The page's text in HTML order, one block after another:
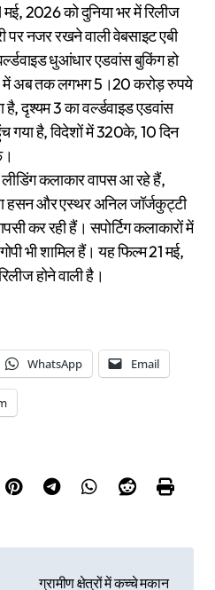
2026 को दुनिया भर में रिलीज
पर नजर रखने वाली वेबसाइट एबी
धुआंधार एडवांस बुकिंग हो
में अब तक लगभग 5।20 करोड़ रुपये
दृश्यम 3 का वर्ल्डवाइड एडवांस
है, विदेशों में 320के, 10 दिन
कलाकार वापस आ रहे हैं,
हसन और एस्थर अनिल जॉर्जकुट्टी
कर रही हैं। सपोर्टिग कलाकारों में
भी शामिल हैं। यह फिल्म 21 मई,
होने वाली है।
WhatsApp Email
ग्रामीण क्षेत्रों में कच्चे मकान